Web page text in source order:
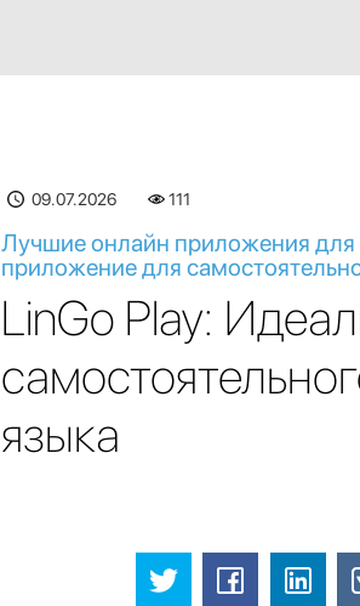
09.07.2026 111
Лучшие онлайн приложения для
приложение для
LinGo Play:
языка